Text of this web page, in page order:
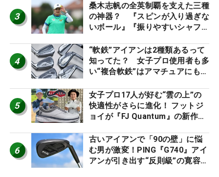
3
桑木志帆の全英制覇を支えた三種
の神器？ 『スピンが入り過ぎな
いボール』『振りやすいシャフ
ー』 #女子プロセッティング
4
“軟鉄”アイアンは2種類あるって
知ってた？ 女子プロ使用者も多
い“複合軟鉄”はアマチュアにもオ
5
女子プロ17人が好む“雲の上”の
快適性がさらに進化！ フットジ
ョイが『FJ Quantum』の新作を
6
古いアイアンで「90の壁」に悩
む男が激変！PING『G740』アイ
アンが引き出す“反則級”の寛容性